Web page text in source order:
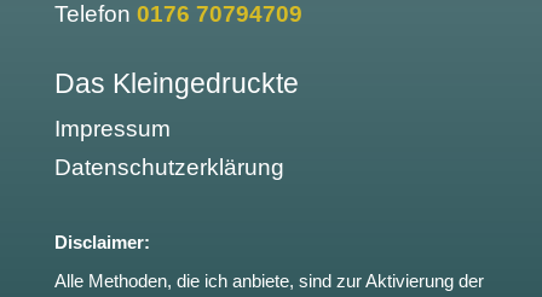
Telefon 0176 70794709
Das Kleingedruckte
Impressum
Datenschutzerklärung
Disclaimer:
Alle Methoden, die ich anbiete, sind zur Aktivierung der